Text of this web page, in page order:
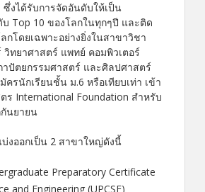
ซึ่งได้รับการจัดอันดับให้เป็น
Top 10 ของโลกในทุกๆปี และติด
กโดยเฉพาะอย่างยิ่งในสาขาวิชา
ทยาศาสตร์ แพทย์ คอมพิวเตอร์
าปัตยกรรมศาสตร์ และศิลปศาสตร์
ครนักเรียนชั้น ม.6 หรือเทียบเท่า เข้า
ร International Foundation สำหรับ
นยายน
งออกเป็น 2 สาขาใหญ่ดังนี้
Preparatory Certificate
and Engineering (UPCSE)